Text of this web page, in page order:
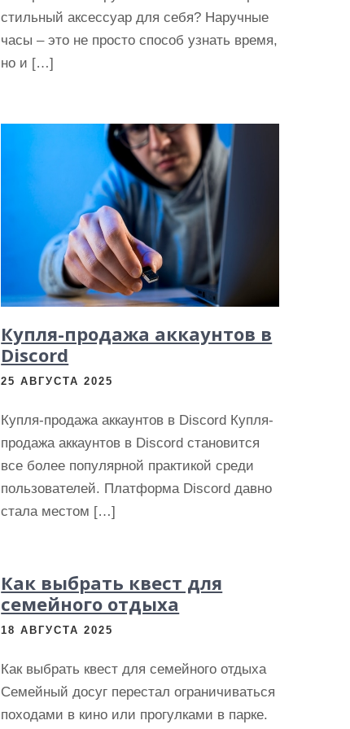
стильный аксессуар для себя? Наручные
часы – это не просто способ узнать время,
но и […]
Купля-продажа аккаунтов в
Discord
25 АВГУСТА 2025
Купля-продажа аккаунтов в Discord Купля-
продажа аккаунтов в Discord становится
все более популярной практикой среди
пользователей. Платформа Discord давно
стала местом […]
Как выбрать квест для
семейного отдыха
18 АВГУСТА 2025
Как выбрать квест для семейного отдыха
Семейный досуг перестал ограничиваться
походами в кино или прогулками в парке.